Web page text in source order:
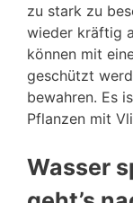
zu stark zu
wieder kräftig
können mit
geschützt
bewahren. Es
Pflanzen mit
Wasser